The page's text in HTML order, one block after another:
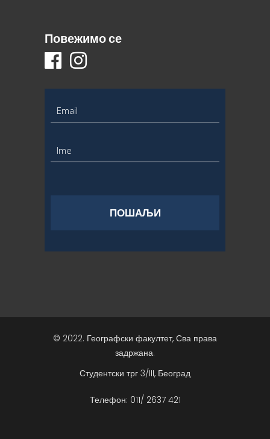
Повежимо се
© 2022. Географски факултет, Сва права
задржана.
Студентски трг 3/III, Београд
Телефон: 011/ 2637 421